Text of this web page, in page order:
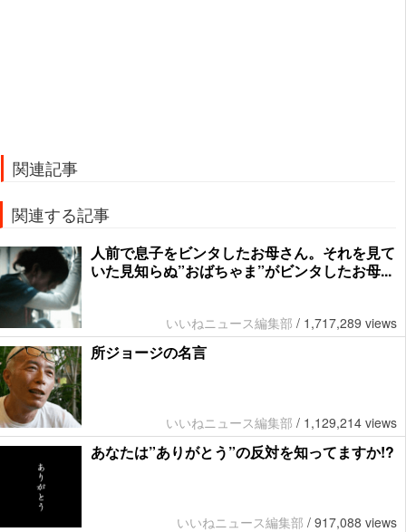
関連記事
関連する記事
人前で息子をビンタしたお母さん。それを見て
いた見知らぬ”おばちゃま”がビンタしたお母...
いいねニュース編集部 / 1,717,289 views
所ジョージの名言
いいねニュース編集部 / 1,129,214 views
あなたは”ありがとう”の反対を知ってますか!?
いいねニュース編集部 / 917,088 views